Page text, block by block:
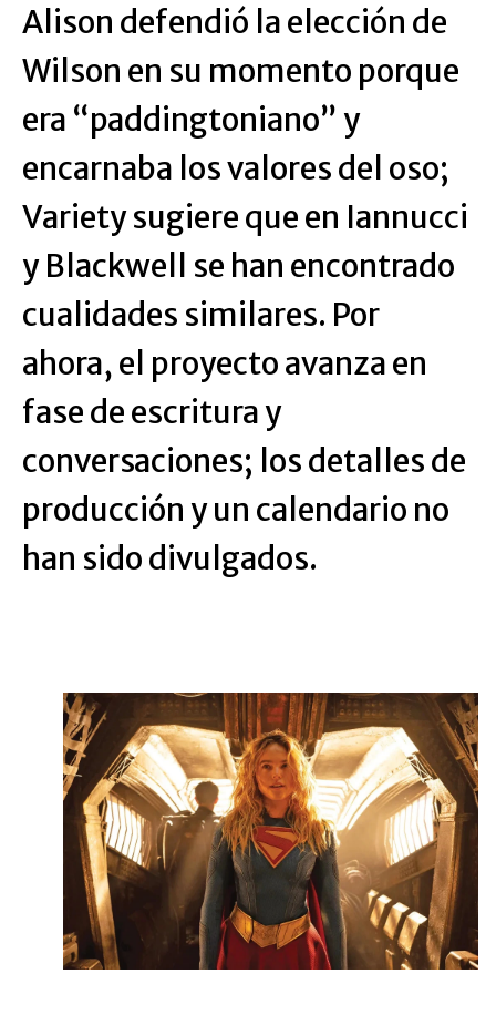
Alison defendió la elección de
Wilson en su momento porque
era “paddingtoniano” y
encarnaba los valores del oso;
Variety sugiere que en Iannucci
y Blackwell se han encontrado
cualidades similares. Por
ahora, el proyecto avanza en
fase de escritura y
conversaciones; los detalles de
producción y un calendario no
han sido divulgados.